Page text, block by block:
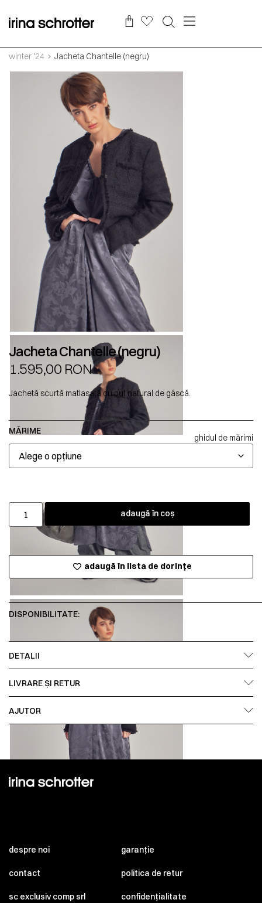
winter '24 Jacheta Chantelle (negru)
Jacheta Chantelle (negru)
1.595,00 RON
Jachetă scurtă matlasată cu puf natural de gâscă.
MĂRIME
ghidul de mărimi
adaugă în coș
adaugă în lista de dorințe
DISPONIBILITATE:
DETALII
LIVRARE ȘI RETUR
AJUTOR
despre noi
contact
sc exclusiv comp srl
garanție
politica de retur
confidențialitate